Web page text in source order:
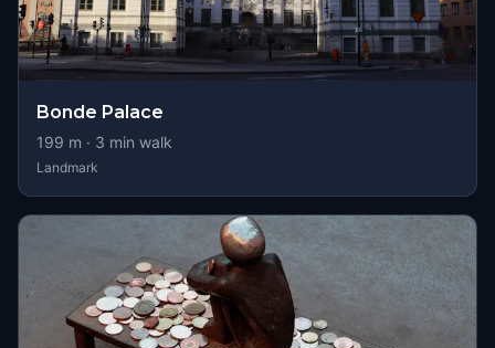
Bonde Palace
199 m · 3 min walk
Landmark